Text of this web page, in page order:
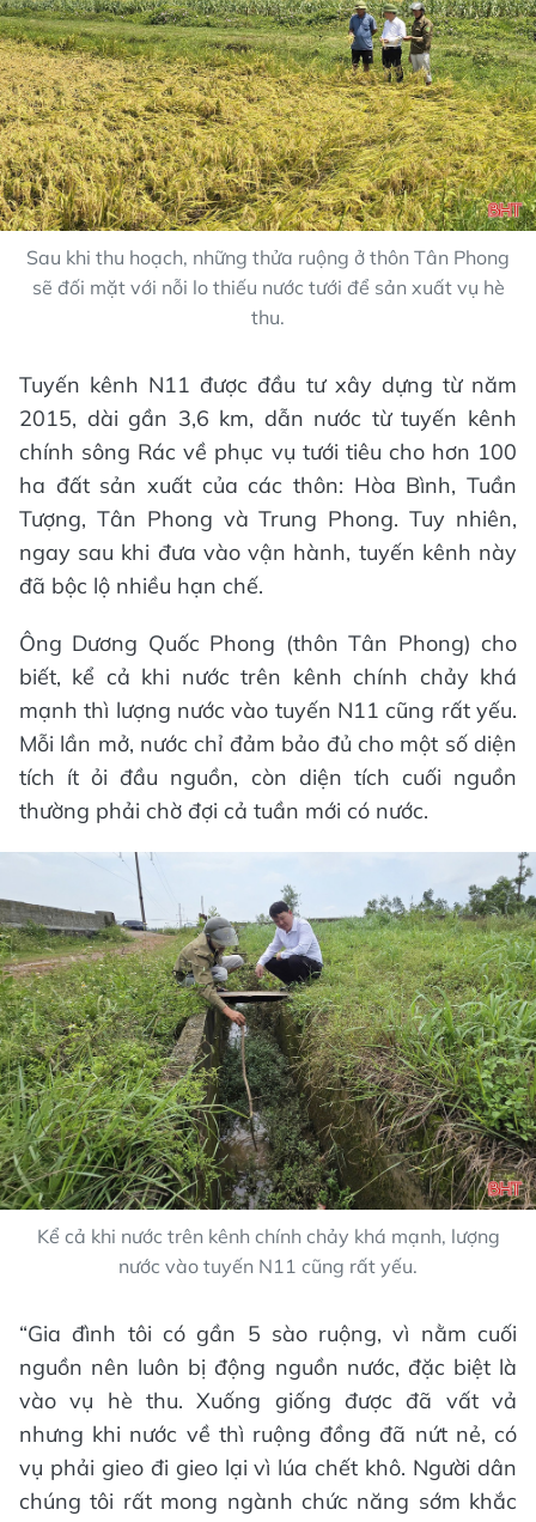
Sau khi thu hoạch, những thửa ruộng ở thôn Tân Phong
sẽ đối mặt với nỗi lo thiếu nước tưới để sản xuất vụ hè
thu.
Tuyến kênh N11 được đầu tư xây dựng từ năm
2015, dài gần 3,6 km, dẫn nước từ tuyến kênh
chính sông Rác về phục vụ tưới tiêu cho hơn 100
ha đất sản xuất của các thôn: Hòa Bình, Tuần
Tượng, Tân Phong và Trung Phong. Tuy nhiên,
ngay sau khi đưa vào vận hành, tuyến kênh này
đã bộc lộ nhiều hạn chế.
Ông Dương Quốc Phong (thôn Tân Phong) cho
biết, kể cả khi nước trên kênh chính chảy khá
mạnh thì lượng nước vào tuyến N11 cũng rất yếu.
Mỗi lần mở, nước chỉ đảm bảo đủ cho một số diện
tích ít ỏi đầu nguồn, còn diện tích cuối nguồn
thường phải chờ đợi cả tuần mới có nước.
Kể cả khi nước trên kênh chính chảy khá mạnh, lượng
nước vào tuyến N11 cũng rất yếu.
“Gia đình tôi có gần 5 sào ruộng, vì nằm cuối
nguồn nên luôn bị động nguồn nước, đặc biệt là
vào vụ hè thu. Xuống giống được đã vất vả
nhưng khi nước về thì ruộng đồng đã nứt nẻ, có
vụ phải gieo đi gieo lại vì lúa chết khô. Người dân
chúng tôi rất mong ngành chức năng sớm khắc